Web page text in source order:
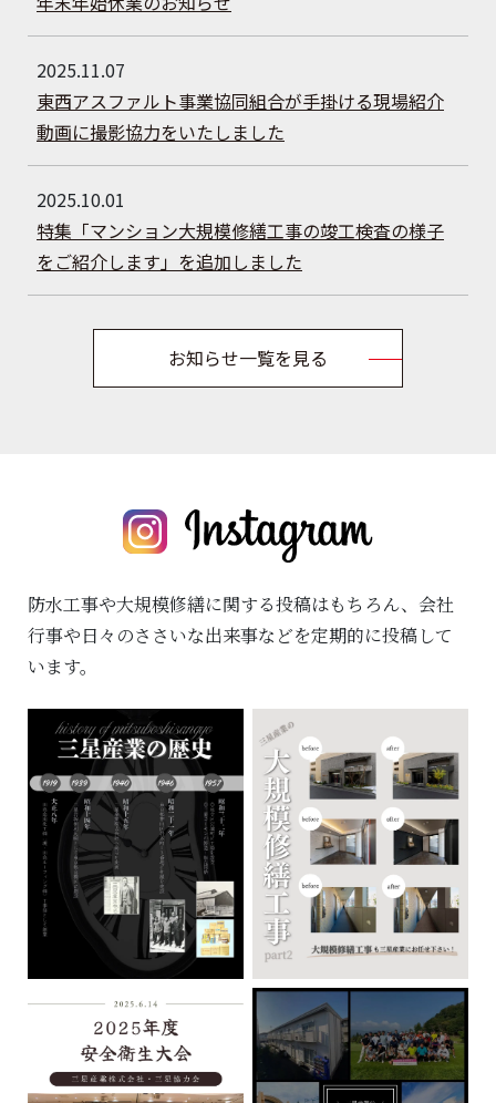
2025.11.07
東西アスファルト事業協同組合が手掛ける現場紹介
動画に撮影協力をいたしました
2025.10.01
特集「マンション大規模修繕工事の竣工検査の様子
をご紹介します」を追加しました
お知らせ一覧を見る
防水工事や大規模修繕に関する投稿はもちろん、 会社
行事や日々のささいな出来事などを定期的に投稿して
います。